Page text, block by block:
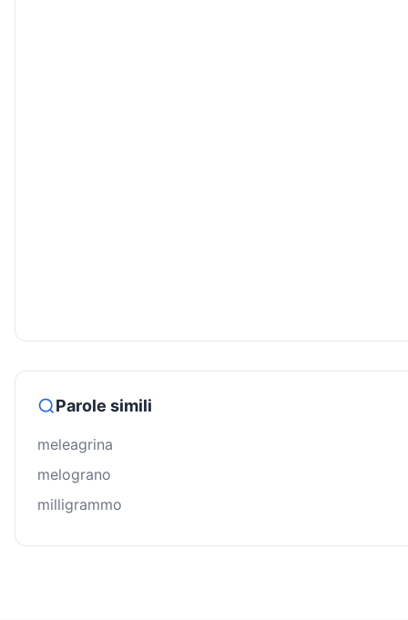
Parole simili
meleagrina
melograno
milligrammo